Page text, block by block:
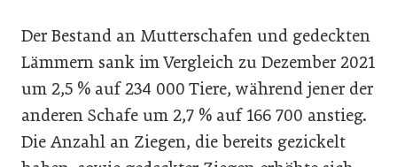
Der Bestand an Mutterschafen und gedeckten
Lämmern sank im Vergleich zu Dezember 2021
um 2,5 % auf 234 000 Tiere, während jener der
anderen Schafe um 2,7 % auf 166 700 anstieg.
Die Anzahl an Ziegen, die bereits gezickelt